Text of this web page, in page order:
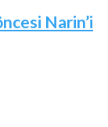
Narin’i